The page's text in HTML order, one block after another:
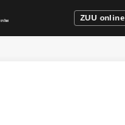
ZUU online